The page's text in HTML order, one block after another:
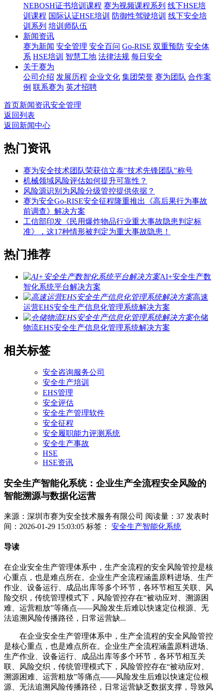
NEBOSH证书培训课程 赛为视频课程系列 线下HSE培
训课程 国际认证HSE培训 防御性驾驶培训 线下安全培
训系列 培训师队伍
新闻资讯
赛为新闻 安全管理 安全百问 Go-RISE 双重预防 安全体
系 HSE培训 智慧工地 法律法规 每日安全
关于赛为
公司介绍 发展历程 企业文化 集团荣誉 赛为团队 合作案
例 联系赛为 英才招聘
首页新闻资讯安全管理
返回列表
返回新闻中心
热门资讯
赛为安全技术团队荣获信立泰"技术先锋团队"称号
机械领域风险评估如何提升可靠性？
风险源识别为风险分级管控提供依据？
赛为安全Go-RISE安全征程隆重推出《高后果行为事故
前调查》解决方案
工信部印发《民用爆炸物品行业重大事故隐患判定标
准》，这17种情形被判定为重大事故隐患！
热门推荐
AI+安全生产数
智化系统平台解决方案
高速
运营EHS安全生产信息化管理系统解决方案
仓储
物流EHS安全生产信息化管理系统解决方案
相关标签
安全咨询服务公司
安全生产培训
EHS管理
安全评估
安全生产管理软件
安全征程
安全履职能力评测系统
安全生产事故
HSE
HSE资讯
安全生产智能化系统：企业生产全流程安全风险的
智能溯源与数据化运营
来源：深圳市赛为安全技术服务有限公司 阅读量：37 发表时
间：2026-01-29 15:03:05 标签： 安全生产智能化系统
导读
在企业安全生产管理体系中，生产全流程的安全风险管控是核
心重点，也是难点所在。企业生产全流程涵盖原料进场、生产
作业、设备运行、成品出库等多个环节，各环节相互关联、风
险交织，传统管理模式下，风险管控存在“被动应对、溯源困
难、运营粗放”等痛点——风险发生后难以快速定位根源、无
法追溯风险传播路径，日常运营缺...
在企业安全生产管理体系中，生产全流程的安全风险管控
是核心重点，也是难点所在。企业生产全流程涵盖原料进场、
生产作业、设备运行、成品出库等多个环节，各环节相互关
联、风险交织，传统管理模式下，风险管控存在“被动应对、
溯源困难、运营粗放”等痛点——风险发生后难以快速定位根
源、无法追溯风险传播路径，日常运营缺乏数据支撑，导致风